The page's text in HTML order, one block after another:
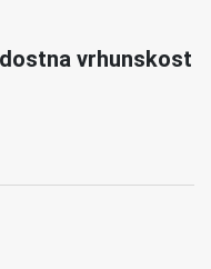
vrhunskost